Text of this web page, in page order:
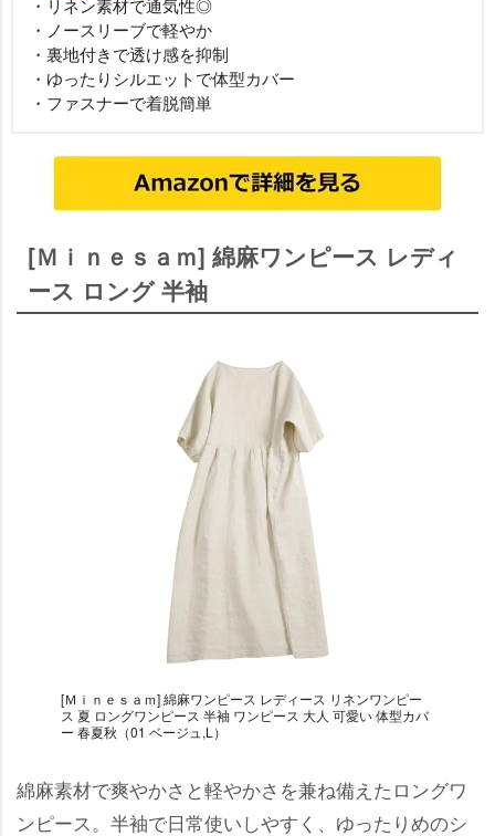
・リネン素材で通気性◎
・ノースリーブで軽やか
・裏地付きで透け感を抑制
・ゆったりシルエットで体型カバー
・ファスナーで着脱簡単
[Ｍｉｎｅｓａｍ] 綿麻ワンピース レディ
ース ロング 半袖
[Ｍｉｎｅｓａｍ] 綿麻ワンピース レディース リネンワンピー
ス 夏 ロングワンピース 半袖 ワンピース 大人 可愛い 体型カバ
ー 春夏秋（01 ベージュ,L）
綿麻素材で爽やかさと軽やかさを兼ね備えたロングワ
ンピース。半袖で日常使いしやすく、ゆったりめのシ